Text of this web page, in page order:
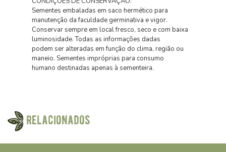
Sementes embaladas em saco hermético para
manutenção da faculdade germinativa e vigor.
Conservar sempre em local fresco, seco e com baixa
luminosidade. Todas as informações dadas
podem ser alteradas em função do clima, região ou
maneio. Sementes impróprias para consumo
humano destinadas apenas à sementeira.
Relacionados